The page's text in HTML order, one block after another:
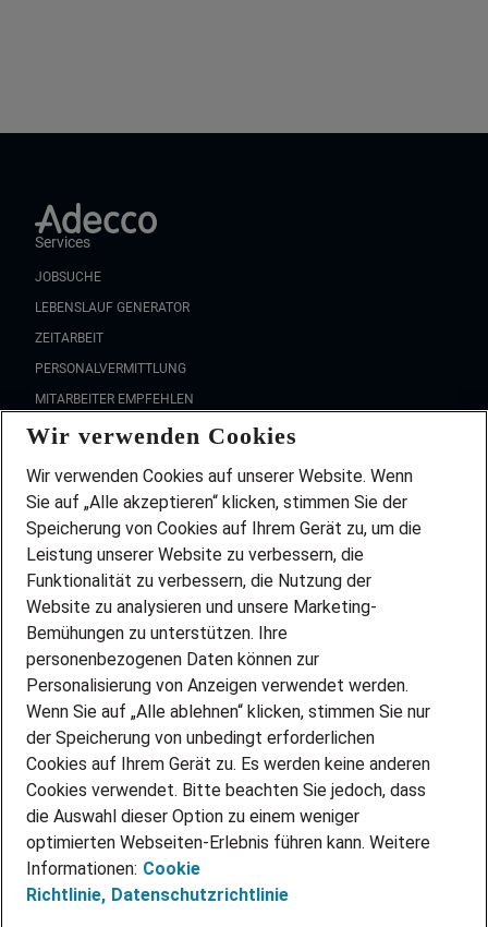
Services
JOBSUCHE
LEBENSLAUF GENERATOR
ZEITARBEIT
PERSONALVERMITTLUNG
MITARBEITER EMPFEHLEN
FAQ
Wir stellen ein!
DEINE BERUFSGRUPPE
DEINE LEBENSSITUATION
PARTNERSHIP WITH AIRBUS
INITIATIV BEWERBEN
ÜBER UNS
STANDORTE
BLOG
PRESSE
KONTAKT
@Adecco 2026
IMPRESSUM
DATENSCHUTZ
Wir verwenden Cookies
Wir verwenden Cookies auf unserer Website. Wenn
Sie auf „Alle akzeptieren“ klicken, stimmen Sie der
Speicherung von Cookies auf Ihrem Gerät zu, um die
Leistung unserer Website zu verbessern, die
Funktionalität zu verbessern, die Nutzung der
Website zu analysieren und unsere Marketing-
Bemühungen zu unterstützen. Ihre
personenbezogenen Daten können zur
Personalisierung von Anzeigen verwendet werden.
Wenn Sie auf „Alle ablehnen“ klicken, stimmen Sie nur
der Speicherung von unbedingt erforderlichen
Cookies auf Ihrem Gerät zu. Es werden keine anderen
Cookies verwendet. Bitte beachten Sie jedoch, dass
die Auswahl dieser Option zu einem weniger
optimierten Webseiten-Erlebnis führen kann. Weitere
Informationen: Cookie
Richtlinie, Datenschutzrichtlinie